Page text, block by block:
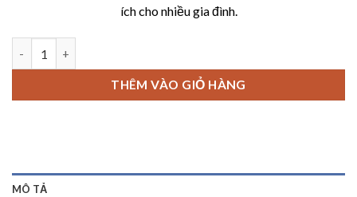
ích cho nhiều gia đình.
THÊM VÀO GIỎ HÀNG
MÔ TẢ